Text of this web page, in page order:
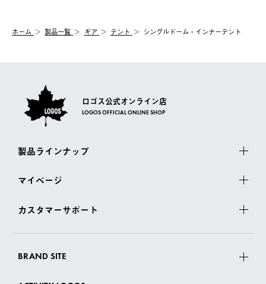
【配送業者】
佐川急便にて配送されます。
一度お手元の商品を返品いただき、ご希望商品を再注文してくだ
ホーム 製品一覧 ギア テント シングルドーム・インナーテント
ロゴス公式オンライン店
LOGOS OFFICIAL ONLINE SHOP
製品ラインナップ
マイページ
カスタマーサポート
BRAND SITE